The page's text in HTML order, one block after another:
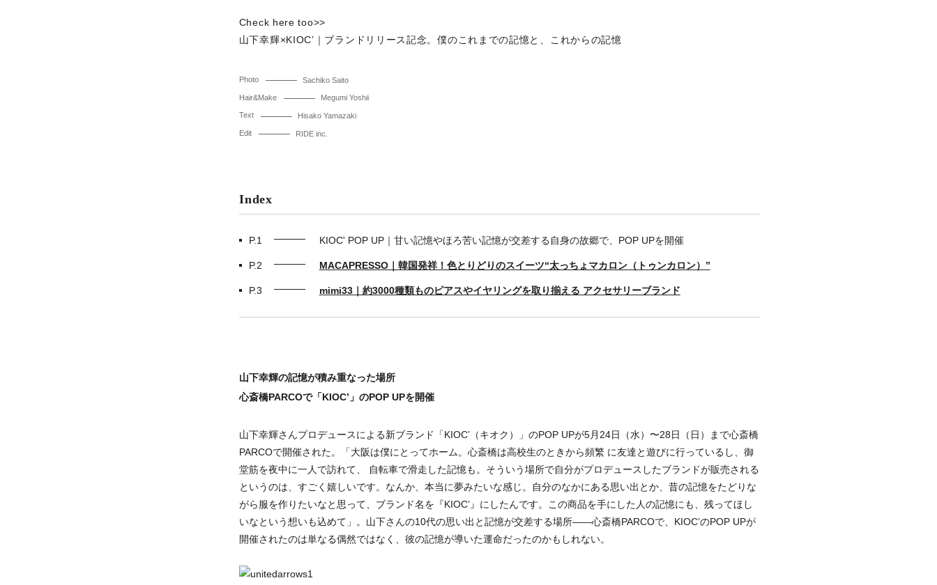
Check here too>>
山下幸輝×KIOC’｜ブランドリリース記念。僕のこれまでの記憶と、これからの記憶
Photo Sachiko Saito
Hair&Make Megumi Yoshii
Text Hisako Yamazaki
Edit RIDE inc.
Index
P.1 KIOC' POP UP｜甘い記憶やほろ苦い記憶が交差する自身の故郷で、POP UPを開催
P.2 MACAPRESSO｜韓国発祥！色とりどりのスイーツ“太っちょマカロン（トゥンカロン）”
P.3 mimi33｜約3000種類ものピアスやイヤリングを取り揃える アクセサリーブランド
山下幸輝の記憶が積み重なった場所
心斎橋PARCOで「KIOC’」のPOP UPを開催
山下幸輝さんプロデュースによる新ブランド「KIOC’（キオク）」のPOP UPが5月24日（水）〜28日（日）まで心斎橋
PARCOで開催された。「大阪は僕にとってホーム。心斎橋は高校生のときから頻繁 に友達と遊びに行っているし、御
堂筋を夜中に一人で訪れて、 自転車で滑走した記憶も。そういう場所で自分がプロデュースしたブランドが販売される
というのは、すごく嬉しいです。なんか、本当に夢みたいな感じ。自分のなかにある思い出とか、昔の記憶をたどりな
がら服を作りたいなと思って、ブランド名を『KIOC’』にしたんです。この商品を手にした人の記憶にも、残ってほし
いなという想いも込めて」。山下さんの10代の思い出と記憶が交差する場所――心斎橋PARCOで、KIOC’のPOP UPが
開催されたのは単なる偶然ではなく、彼の記憶が導いた運命だったのかもしれない。